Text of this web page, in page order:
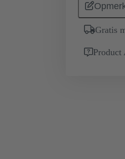
Gratis
Product